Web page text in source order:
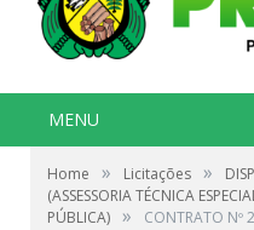
MENU
Home » Licitações »
(ASSESSORIA TÉCNICA
PÚBLICA) » CONTRATO Nº